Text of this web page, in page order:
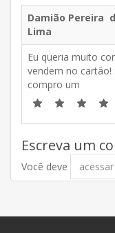
Damião Pereira
Lima
Eu queria muito
vendem no
compro um
Escreva um
Você deve acessar